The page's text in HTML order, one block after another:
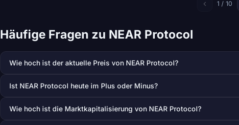
1 / 10
Häufige Fragen zu NEAR Protocol
Wie hoch ist der aktuelle Preis von NEAR Protocol?
Ist NEAR Protocol heute im Plus oder Minus?
Wie hoch ist die Marktkapitalisierung von NEAR Protocol?